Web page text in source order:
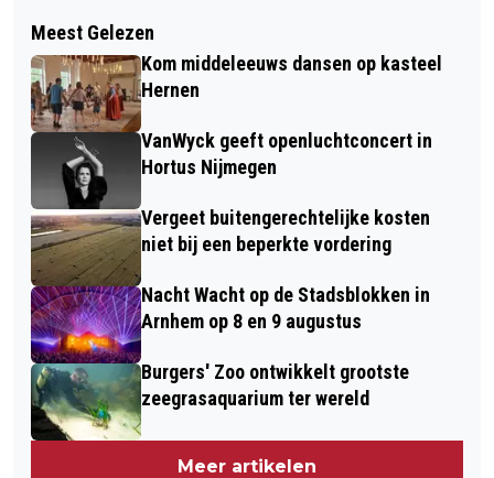
PODIUM AAN DE WAAL: MAWTENI
FOUNDATION OP 14 JUNI
INBREKERS KIEZEN VAAK VOOR DE
MAKKELIJKSTE WEG: VIA DE
VOORDEUR
Meest Gelezen
Kom middeleeuws dansen op kasteel
Hernen
VanWyck geeft openluchtconcert in
Hortus Nijmegen
Vergeet buitengerechtelijke kosten
niet bij een beperkte vordering
Nacht Wacht op de Stadsblokken in
Arnhem op 8 en 9 augustus
Burgers' Zoo ontwikkelt grootste
zeegrasaquarium ter wereld
Meer artikelen